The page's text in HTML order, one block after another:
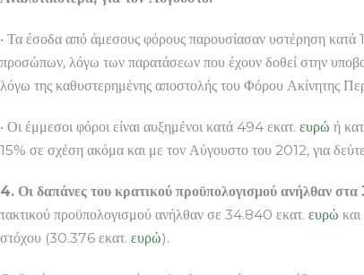
• Τα έσοδα από άμεσους φόρους παρουσίασαν υστέρηση κατά
προσώπων, λόγω των παρατάσεων που έχουν δοθεί στην
λόγω της καθυστερημένης αποστολής του Φόρου Ακίνητης
• Οι έμμεσοι φόροι είναι αυξημένοι κατά 494 εκατ. ευρώ ή
15% σε σχέση ακόμα και με τον Αύγουστο του 2012, για
4. Οι δαπάνες του κρατικού προϋπολογισμού ανήλθαν
τακτικού προϋπολογισμού ανήλθαν σε 34.840 εκατ. ευρώ
στόχου (30.376 εκατ. ευρώ).